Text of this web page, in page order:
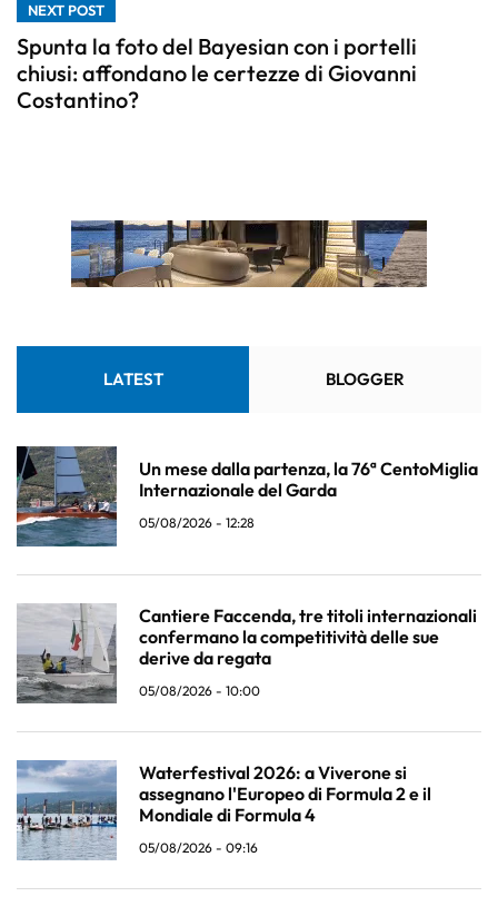
NEXT POST
Spunta la foto del Bayesian con i portelli
chiusi: affondano le certezze di Giovanni
Costantino?
LATEST BLOGGER
Un mese dalla partenza, la 76ª CentoMiglia
Internazionale del Garda
05/08/2026 - 12:28
Cantiere Faccenda, tre titoli internazionali
confermano la competitività delle sue
derive da regata
05/08/2026 - 10:00
Waterfestival 2026: a Viverone si
assegnano l'Europeo di Formula 2 e il
Mondiale di Formula 4
05/08/2026 - 09:16